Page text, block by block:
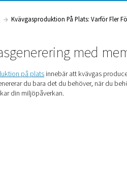
Vad blir resultatet? Bättre
Blogg Kvävgasproduktion
innebär
part genererar du bara det